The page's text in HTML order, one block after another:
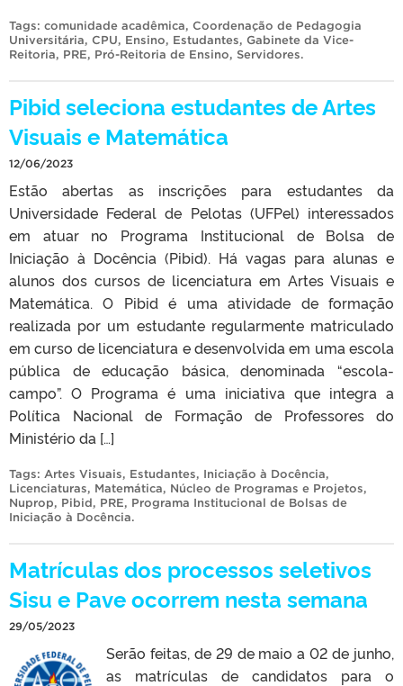
Tags: comunidade acadêmica, Coordenação de Pedagogia
Universitária, CPU, Ensino, Estudantes, Gabinete da Vice-
Reitoria, PRE, Pró-Reitoria de Ensino, Servidores.
Pibid seleciona estudantes de Artes
Visuais e Matemática
12/06/2023
Estão abertas as inscrições para estudantes da
Universidade Federal de Pelotas (UFPel) interessados
em atuar no Programa Institucional de Bolsa de
Iniciação à Docência (Pibid). Há vagas para alunas e
alunos dos cursos de licenciatura em Artes Visuais e
Matemática. O Pibid é uma atividade de formação
realizada por um estudante regularmente matriculado
em curso de licenciatura e desenvolvida em uma escola
pública de educação básica, denominada “escola-
campo”. O Programa é uma iniciativa que integra a
Política Nacional de Formação de Professores do
Ministério da […]
Tags: Artes Visuais, Estudantes, Iniciação à Docência,
Licenciaturas, Matemática, Núcleo de Programas e Projetos,
Nuprop, Pibid, PRE, Programa Institucional de Bolsas de
Iniciação à Docência.
Matrículas dos processos seletivos
Sisu e Pave ocorrem nesta semana
29/05/2023
Serão feitas, de 29 de maio a 02 de junho,
as matrículas de candidatos para o